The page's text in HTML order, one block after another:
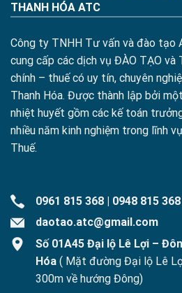
THANH HÓA ATC
Công ty TNHH Tư vấn và đào tạo
cung cấp các dịch vụ ĐÀO TẠO
chính – thuế có uy tín, chuyên
Thanh Hóa. Được thành lập bởi
nhiệt huyết gồm các kế toán
nhiều năm kinh nghiệm trong lĩnh
Thuế.
0961 815 368 | 0948 815 368
daotao.atc@gmail.com
Số 01A45 Đại lộ Lê Lợi –
Hóa ( Mặt đường Đại lộ Lê
300m về hướng Đông)